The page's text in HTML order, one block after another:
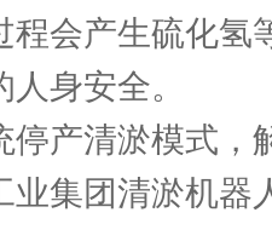
程会产生硫化氢
身安全。
停产清淤模式，
业集团清淤机器